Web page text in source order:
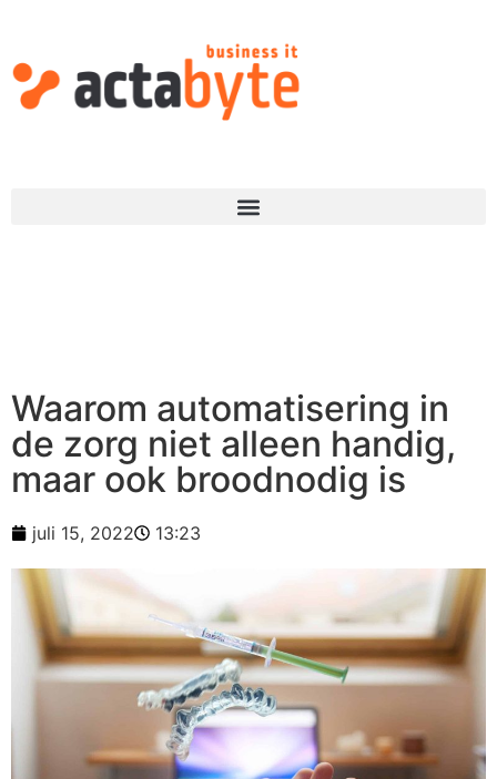
Waarom automatisering in
de zorg niet alleen handig,
maar ook broodnodig is
juli 15, 2022 13:23